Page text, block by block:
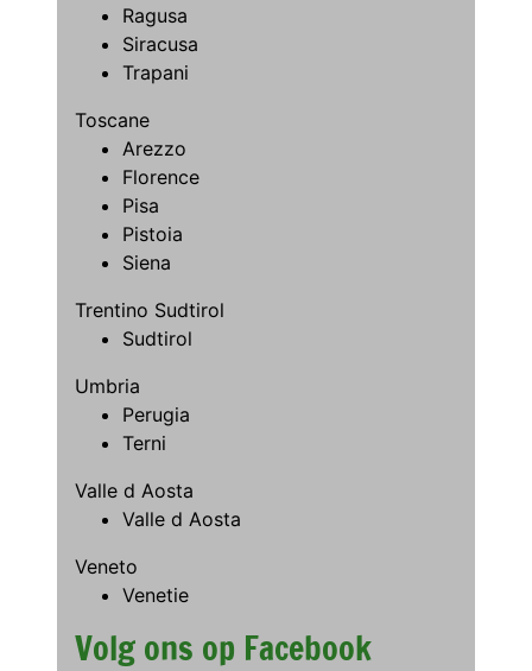
Ragusa
Siracusa
Trapani
Toscane
Arezzo
Florence
Pisa
Pistoia
Siena
Trentino Sudtirol
Sudtirol
Umbria
Perugia
Terni
Valle d Aosta
Valle d Aosta
Veneto
Venetie
Volg ons op Facebook